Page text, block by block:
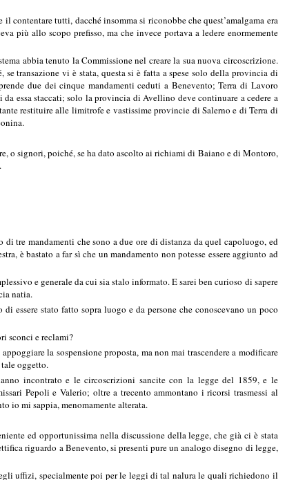
contentare tutti, dacché insomma si riconobbe che quest’amalgama era
più allo scopo prefisso, ma che invece portava a ledere enormemente
abbia tenuto la Commissione nel creare la sua nuova circoscrizione.
transazione vi è stata, questa si è fatta a spese solo della provincia di
due dei cinque mandamenti ceduti a Benevento; Terra di Lavoro
essa staccati; solo la provincia di Avellino deve continuare a cedere a
restituire alle limitrofe e vastissime provincie di Salerno e di Terra di
o signori, poiché, se ha dato ascolto ai richiami di Baiano e di Montoro,
tre mandamenti che sono a due ore di distanza da quel capoluogo, ed
è bastato a far sì che un mandamento non potesse essere aggiunto ad
e generale da cui sia stalo informato. E sarei ben curioso di sapere
natia.
stato fatto sopra luogo e da persone che conoscevano un poco
sconci e reclami?
la sospensione proposta, ma non mai trascendere a modificare
oggetto.
incontrato e le circoscrizioni sancite con la legge del 1859, e le
Pepoli e Valerio; oltre a trecento ammontano i ricorsi trasmessi al
io mi sappia, menomamente alterata.
ed opportunissima nella discussione della legge, che già ci è stata
riguardo a Benevento, si presenti pure un analogo disegno di legge,
uffizi, specialmente poi per le leggi di tal nalura le quali richiedono il